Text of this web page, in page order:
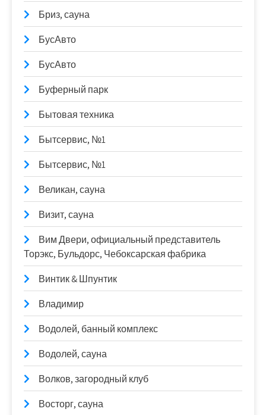
Бриз, сауна
БусАвто
БусАвто
Буферный парк
Бытовая техника
Бытсервис, №1
Бытсервис, №1
Великан, сауна
Визит, сауна
Вим Двери, официальный представитель
Торэкс, Бульдорс, Чебоксарская фабрика
Винтик & Шпунтик
Владимир
Водолей, банный комплекс
Водолей, сауна
Волков, загородный клуб
Восторг, сауна